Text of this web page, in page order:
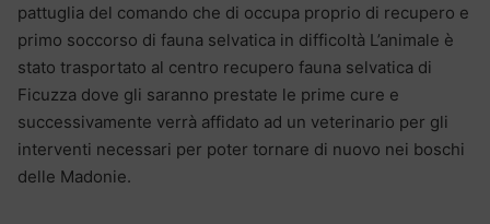
pattuglia del comando che di occupa proprio di recupero e
primo soccorso di fauna selvatica in difficoltà L’animale è
stato trasportato al centro recupero fauna selvatica di
Ficuzza dove gli saranno prestate le prime cure e
successivamente verrà affidato ad un veterinario per gli
interventi necessari per poter tornare di nuovo nei boschi
delle Madonie.